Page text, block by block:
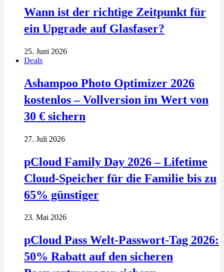
Wann ist der richtige Zeitpunkt für
ein Upgrade auf Glasfaser?
25. Juni 2026
Deals
Ashampoo Photo Optimizer 2026
kostenlos – Vollversion im Wert von
30 € sichern
27. Juli 2026
pCloud Family Day 2026 – Lifetime
Cloud-Speicher für die Familie bis zu
65% günstiger
23. Mai 2026
pCloud Pass Welt-Passwort-Tag 2026:
50% Rabatt auf den sicheren